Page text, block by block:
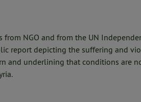
NGO and from the UN
report depicting the suffering and
and underlining that conditions are